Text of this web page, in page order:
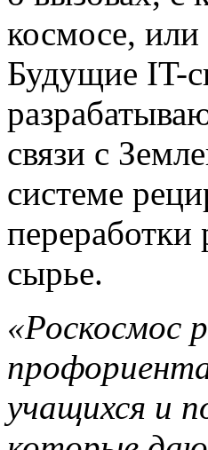
космосе, или
Будущие IT-
связи с
системе
переработки
сырье.
«Роскосмос
учащихся и